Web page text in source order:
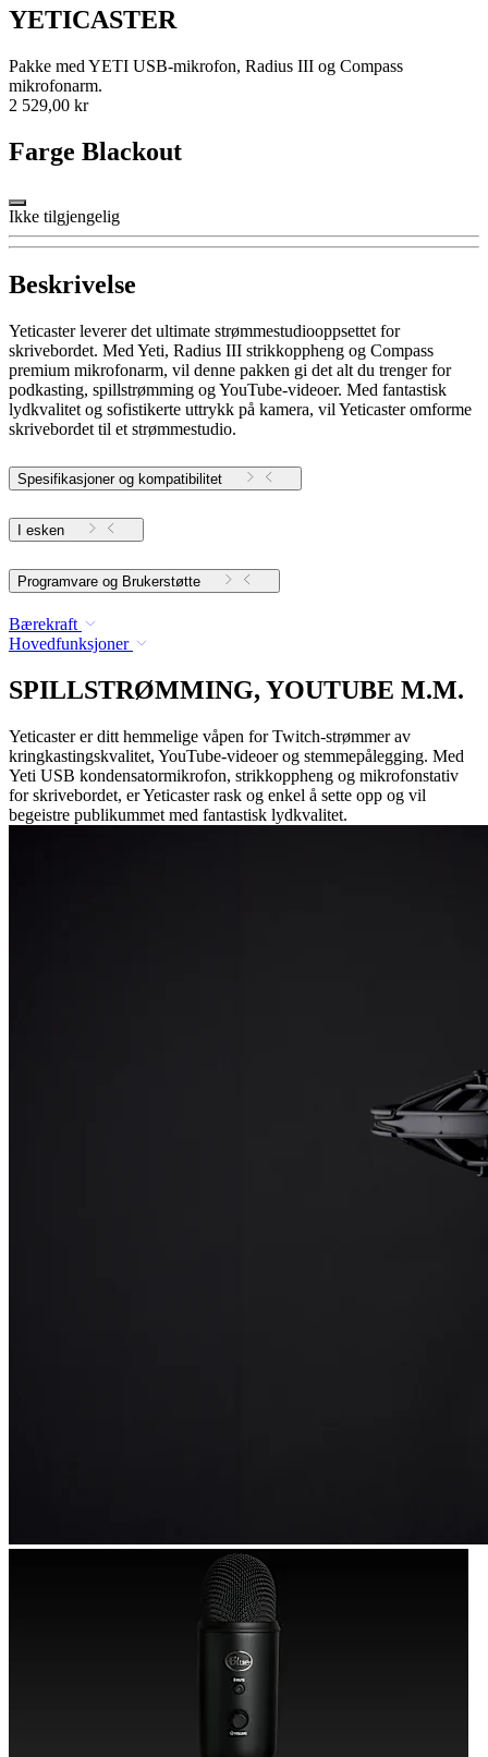
YETICASTER
Pakke med YETI USB-mikrofon, Radius III og Compass
mikrofonarm.
2 529,00 kr
Farge Blackout
Ikke tilgjengelig
Beskrivelse
Yeticaster leverer det ultimate strømmestudiooppsettet for
skrivebordet. Med Yeti, Radius III strikkoppheng og Compass
premium mikrofonarm, vil denne pakken gi det alt du trenger for
podkasting, spillstrømming og YouTube-videoer. Med fantastisk
lydkvalitet og sofistikerte uttrykk på kamera, vil Yeticaster omforme
skrivebordet til et strømmestudio.
Spesifikasjoner og kompatibilitet
I esken
Programvare og Brukerstøtte
Bærekraft
Hovedfunksjoner
SPILLSTRØMMING, YOUTUBE M.M.
Yeticaster er ditt hemmelige våpen for Twitch-strømmer av
kringkastingskvalitet, YouTube-videoer og stemmepålegging. Med
Yeti USB kondensatormikrofon, strikkoppheng og mikrofonstativ
for skrivebordet, er Yeticaster rask og enkel å sette opp og vil
begeistre publikummet med fantastisk lydkvalitet.